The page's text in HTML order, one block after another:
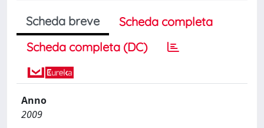
Scheda breve
Scheda completa
Scheda completa (DC)
Anno
2009